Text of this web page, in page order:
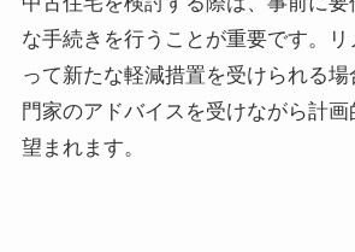
な手続きを行うことが重要です。リ
って新たな軽減措置を受けられる
門家のアドバイスを受けながら計
望まれます。